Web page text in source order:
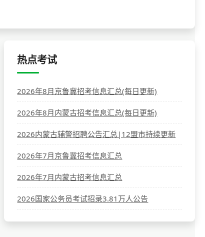
热点考试
2026年8月京鲁冀招考信息汇总(每日更新)
2026年8月内蒙古招考信息汇总(每日更新)
2026内蒙古辅警招聘公告汇总|12盟市持续更新
2026年7月京鲁冀招考信息汇总
2026年7月内蒙古招考信息汇总
2026国家公务员考试招录3.81万人公告